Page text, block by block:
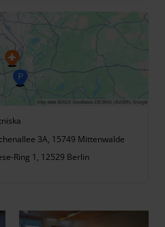
3A, 15749 Mittenwalde
Ring 1, 12529 Berlin